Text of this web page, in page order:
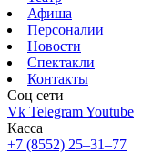
Афиша
Персоналии
Новости
Спектакли
Контакты
Соц cети
Vk TelegramYoutube
Касса
+7 (8552) 25‒31‒77